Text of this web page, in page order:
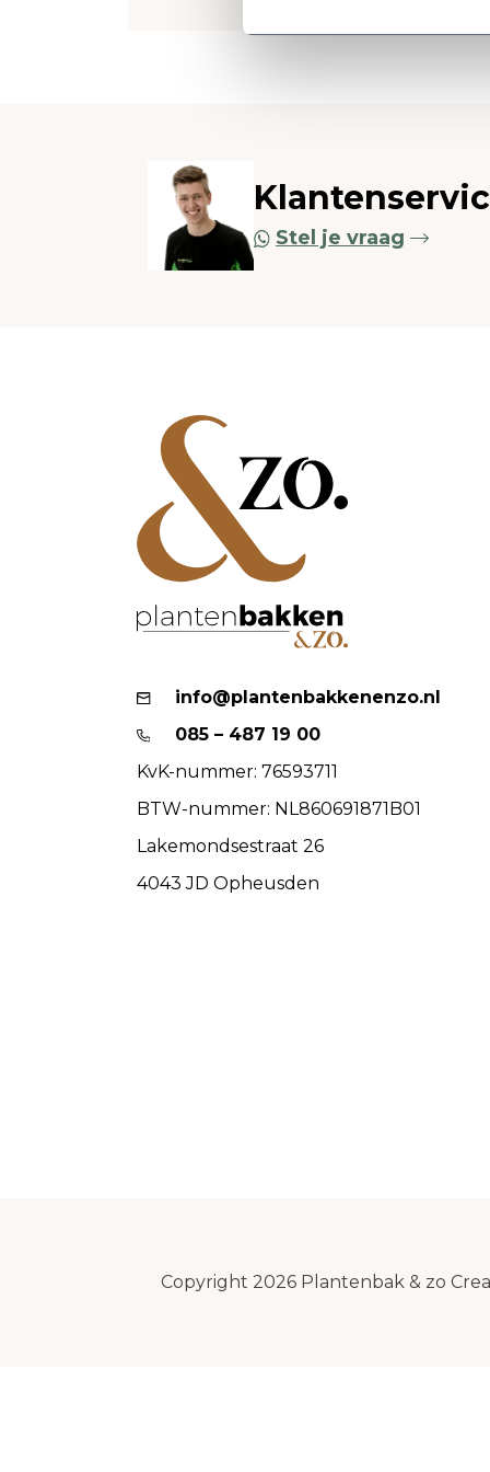
Stel je vraag
info@plantenbakkenenzo.nl
085 – 487 19 00
KvK-nummer: 76593711
BTW-nummer: NL860691871B01
Lakemondsestraat 26
4043 JD Opheusden
Copyright 2026 Plantenbak & zo